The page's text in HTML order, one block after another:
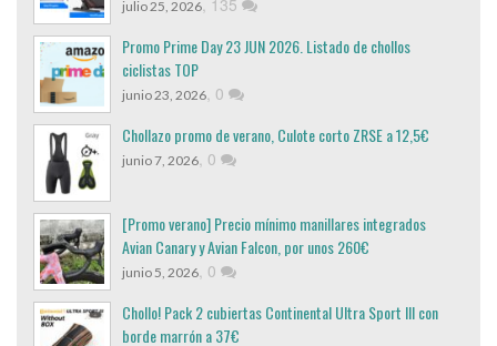
julio 25, 2026, 135
Promo Prime Day 23 JUN 2026. Listado de chollos
ciclistas TOP
junio 23, 2026, 0
Chollazo promo de verano, Culote corto ZRSE a 12,5€
junio 7, 2026, 0
[Promo verano] Precio mínimo manillares integrados
Avian Canary y Avian Falcon, por unos 260€
junio 5, 2026, 0
Chollo! Pack 2 cubiertas Continental Ultra Sport III con
borde marrón a 37€